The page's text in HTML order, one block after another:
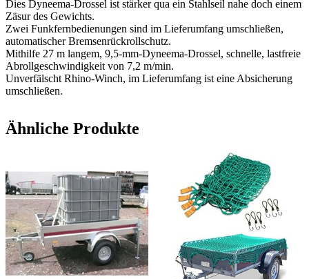
Dies Dyneema-Drossel ist stärker qua ein Stahlseil nahe doch einem
Zäsur des Gewichts.
Zwei Funkfernbedienungen sind im Lieferumfang umschließen,
automatischer Bremsenrückrollschutz.
Mithilfe 27 m langem, 9,5-mm-Dyneema-Drossel, schnelle, lastfreie
Abrollgeschwindigkeit von 7,2 m/min.
Unverfälscht Rhino-Winch, im Lieferumfang ist eine Absicherung
umschließen.
Ähnliche Produkte